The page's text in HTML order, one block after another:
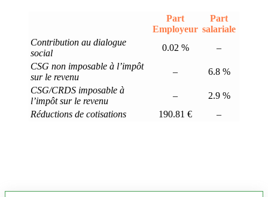
Part
Employeur
Part
salariale
Contribution au dialogue
social
0.02 %
–
CSG non imposable à l’impôt
sur le revenu
–
6.8 %
CSG/CRDS imposable à
l’impôt sur le revenu
–
2.9 %
Réductions de cotisations
190.81 € –